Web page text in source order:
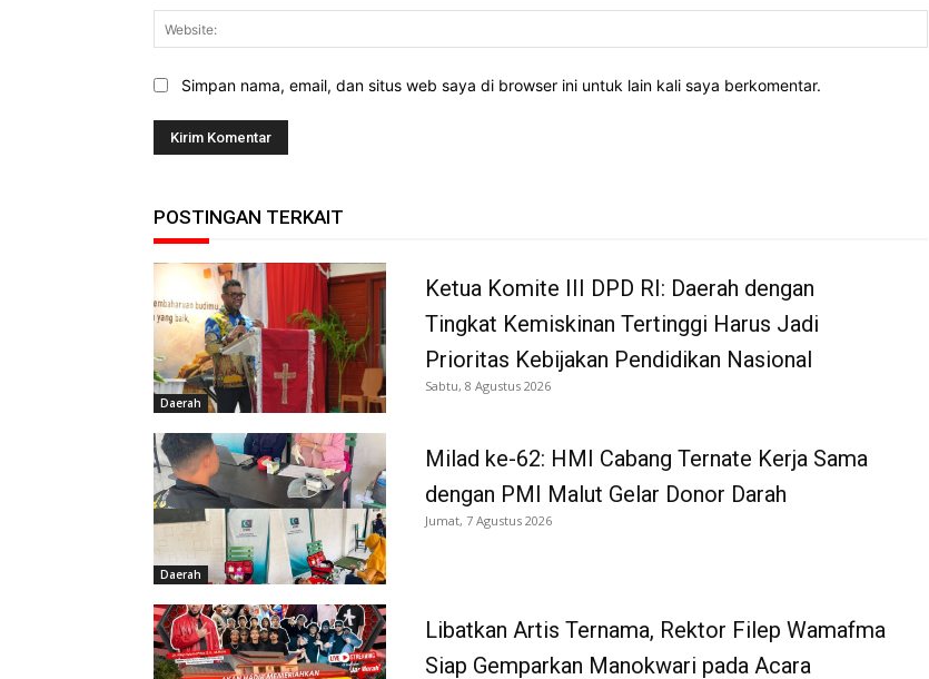
Simpan nama, email, dan situs web saya di browser ini untuk lain kali saya berkomentar.
POSTINGAN TERKAIT
Daerah
Ketua Komite III DPD RI: Daerah dengan
Tingkat Kemiskinan Tertinggi Harus Jadi
Prioritas Kebijakan Pendidikan Nasional
Sabtu, 8 Agustus 2026
Daerah
Milad ke-62: HMI Cabang Ternate Kerja Sama
dengan PMI Malut Gelar Donor Darah
Jumat, 7 Agustus 2026
Libatkan Artis Ternama, Rektor Filep Wamafma
Siap Gemparkan Manokwari pada Acara